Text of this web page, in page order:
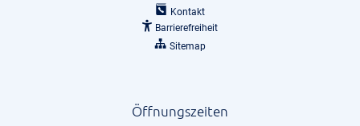
Kontakt
Barrierefreiheit
Sitemap
Öffnungszeiten